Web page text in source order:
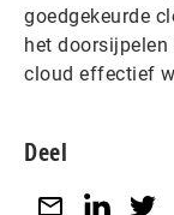
goedgekeurde
het
cloud effectief
Deel